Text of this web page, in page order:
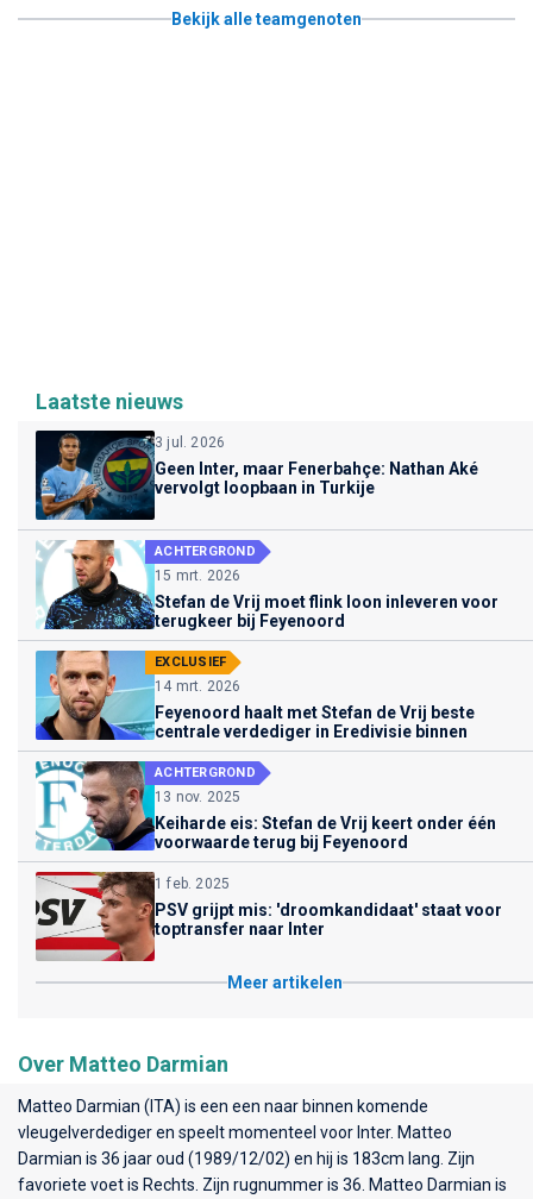
Bekijk alle teamgenoten
Laatste nieuws
3 jul. 2026
Geen Inter, maar Fenerbahçe: Nathan Aké
vervolgt loopbaan in Turkije
ACHTERGROND
15 mrt. 2026
Stefan de Vrij moet flink loon inleveren voor
terugkeer bij Feyenoord
EXCLUSIEF
14 mrt. 2026
Feyenoord haalt met Stefan de Vrij beste
centrale verdediger in Eredivisie binnen
ACHTERGROND
13 nov. 2025
Keiharde eis: Stefan de Vrij keert onder één
voorwaarde terug bij Feyenoord
1 feb. 2025
PSV grijpt mis: 'droomkandidaat' staat voor
toptransfer naar Inter
Meer artikelen
Over Matteo Darmian
Matteo Darmian (ITA) is een een naar binnen komende
vleugelverdediger en speelt momenteel voor Inter. Matteo
Darmian is 36 jaar oud (1989/12/02) en hij is 183cm lang. Zijn
favoriete voet is Rechts. Zijn rugnummer is 36. Matteo Darmian is